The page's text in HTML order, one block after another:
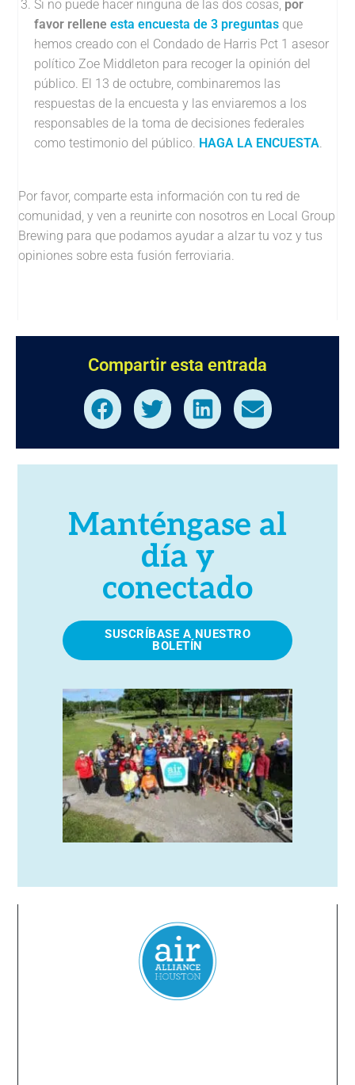
Si no puede hacer ninguna de las dos cosas, por
favor relleneesta encuesta de 3 preguntas que
hemos creado con el Condado de Harris Pct 1 asesor
político Zoe Middleton para recoger la opinión del
público. El 13 de octubre, combinaremos las
respuestas de la encuesta y las enviaremos a los
responsables de la toma de decisiones federales
como testimonio del público. HAGA LA ENCUESTA.
Por favor, comparte esta información con tu red de
comunidad, y ven a reunirte con nosotros en Local Group
Brewing para que podamos ayudar a alzar tu voz y tus
opiniones sobre esta fusión ferroviaria.
Compartir esta entrada
Manténgase al
día y
conectado
SUSCRÍBASE A NUESTRO
BOLETÍN